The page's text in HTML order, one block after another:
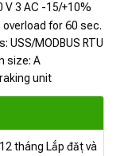
V 3 AC -15/+10%
for 60 sec.
USS/MODBUS RTU
size: A
unit
tháng Lắp đặt và